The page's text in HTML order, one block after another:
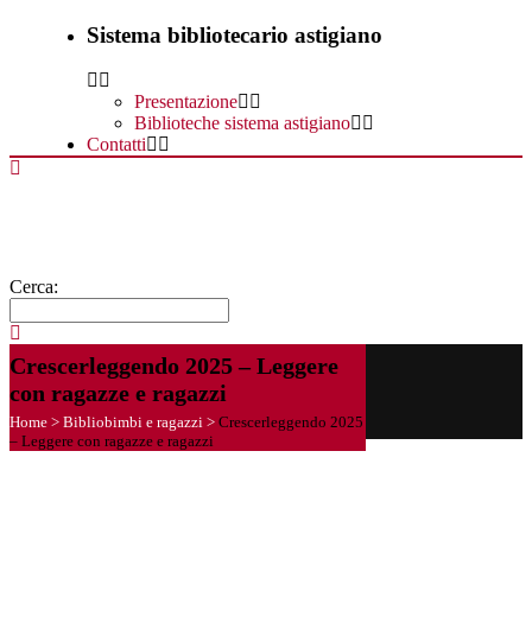
Sistema bibliotecario astigiano
Presentazione
Biblioteche sistema astigiano
Contatti
Cerca:
Crescerleggendo 2025 – Leggere
con ragazze e ragazzi
Home > Bibliobimbi e ragazzi > Crescerleggendo 2025
– Leggere con ragazze e ragazzi